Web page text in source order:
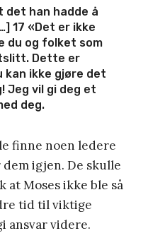
det han hadde å
17 «Det er ikke
du og folket som
Dette er
ikke gjøre det
Jeg vil gi deg et
deg.
finne noen ledere
igjen. De skulle
at Moses ikke ble så
tid til viktige
ansvar videre.